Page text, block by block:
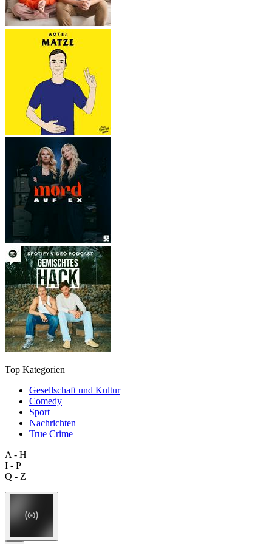
Top Kategorien
Gesellschaft und Kultur
Comedy
Sport
Nachrichten
True Crime
A - H
I - P
Q - Z